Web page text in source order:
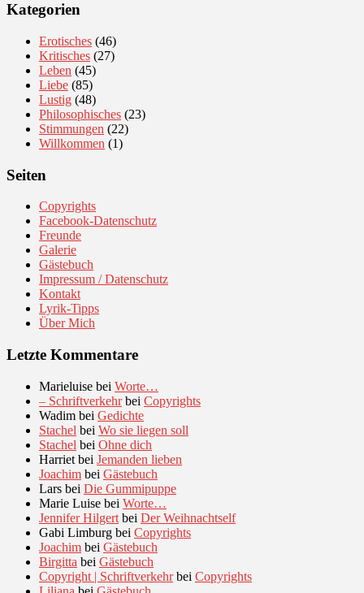
Kategorien
Erotisches (46)
Kritisches (27)
Leben (45)
Liebe (85)
Lustig (48)
Philosophisches (23)
Stimmungen (22)
Willkommen (1)
Seiten
Copyrights
Facebook-Datenschutz
Freunde
Galerie
Gästebuch
Impressum / Datenschutz
Kontakt
Lyrik-Tipps
Über Mich
Letzte Kommentare
Marieluise bei Worte…
– Schriftverkehrbei Copyrights
Wadim bei Gedichte
Stachel bei Wo sie liegen soll
Stachel bei Ohne dich
Harriet bei Jemanden lieben
Joachim bei Gästebuch
Lars bei Die Gummipuppe
Marie Luise bei Worte…
Jennifer Hilgert bei Der Weihnachtself
Gabi Limburg bei Copyrights
Joachim bei Gästebuch
Birgitta bei Gästebuch
Copyright | Schriftverkehrbei Copyrights